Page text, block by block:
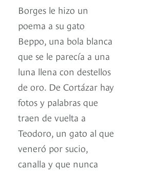
Borges le hizo un
poema a su gato
Beppo, una bola blanca
que se le parecía a una
luna llena con destellos
de oro. De Cortázar hay
fotos y palabras que
traen de vuelta a
Teodoro, un gato al que
veneró por sucio,
canalla y que nunca